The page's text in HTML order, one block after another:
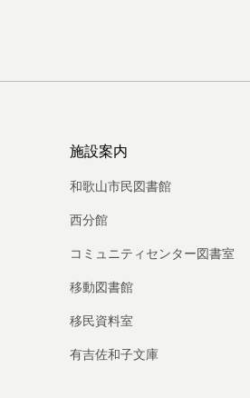
施設案内
和歌山市民図書館
西分館
コミュニティセンター図書室
移動図書館
移民資料室
有吉佐和子文庫